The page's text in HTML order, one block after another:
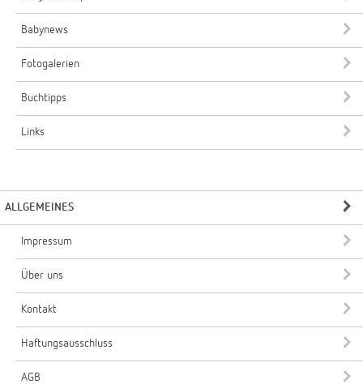
Babynews
Fotogalerien
Buchtipps
Links
ALLGEMEINES
Impressum
Über uns
Kontakt
Haftungsausschluss
AGB